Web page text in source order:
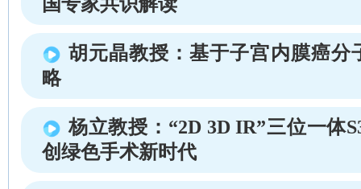
胡元晶教授：基于子宫内膜癌分
略
杨立教授：“2D 3D IR”三位一体
创绿色手术新时代